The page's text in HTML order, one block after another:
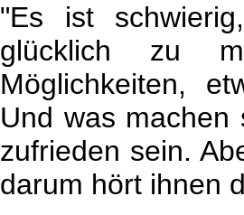
"Es ist
glücklich zu
Möglichkeiten,
Und was machen
zufrieden sein.
darum hört ihnen